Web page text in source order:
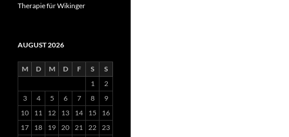
Therapie für Wikinger
AUGUST 2026
M D M D F S
S
1
2
3
4 5 6 7 8
9
10
11 12 13 14 15
16
17
18 19 20 21 22 23